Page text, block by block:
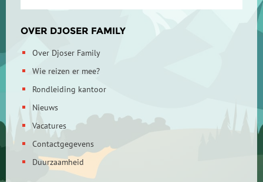
OVER DJOSER FAMILY
Over Djoser Family
Wie reizen er mee?
Rondleiding kantoor
Nieuws
Vacatures
Contactgegevens
Duurzaamheid